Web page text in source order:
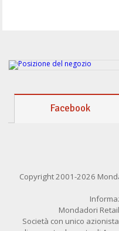
Facebook
Copyright 2001-2026
Mondadori
Società con unico